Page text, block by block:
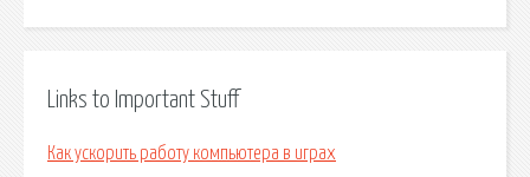
Links to Important Stuff
Как ускорить работу компьютера в играх